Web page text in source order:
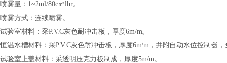
喷雾量：1~2ml/80c㎡lhr。
喷雾方式：连续喷雾。
试验室材料：采P.V.C灰色耐冲击板，厚度6m/m。
恒温水槽材料：采P.V.C灰色耐冲击板，厚度6m/m，并附自动水位控制器，
试验室上盖材料：采透明压克力板制成，厚度5m/m。